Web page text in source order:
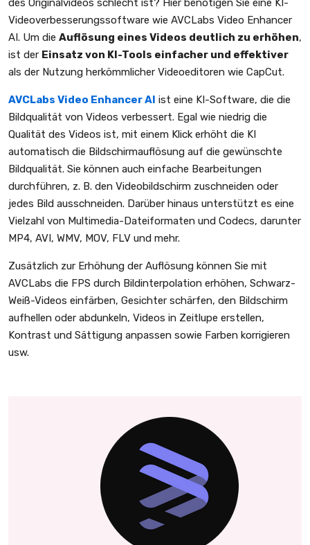
des Originalvideos schlecht ist? Hier benötigen Sie eine KI-
Videoverbesserungssoftware wie AVCLabs Video Enhancer
AI. Um die Auflösung eines Videos deutlich zu erhöhen,
ist der Einsatz von KI-Tools einfacher und effektiver
als der Nutzung herkömmlicher Videoeditoren wie CapCut.
AVCLabs Video Enhancer AI ist eine KI-Software, die die
Bildqualität von Videos verbessert. Egal wie niedrig die
Qualität des Videos ist, mit einem Klick erhöht die KI
automatisch die Bildschirmauflösung auf die gewünschte
Bildqualität. Sie können auch einfache Bearbeitungen
durchführen, z. B. den Videobildschirm zuschneiden oder
jedes Bild ausschneiden. Darüber hinaus unterstützt es eine
Vielzahl von Multimedia-Dateiformaten und Codecs, darunter
MP4, AVI, WMV, MOV, FLV und mehr.
Zusätzlich zur Erhöhung der Auflösung können Sie mit
AVCLabs die FPS durch Bildinterpolation erhöhen, Schwarz-
Weiß-Videos einfärben, Gesichter schärfen, den Bildschirm
aufhellen oder abdunkeln, Videos in Zeitlupe erstellen,
Kontrast und Sättigung anpassen sowie Farben korrigieren
usw.